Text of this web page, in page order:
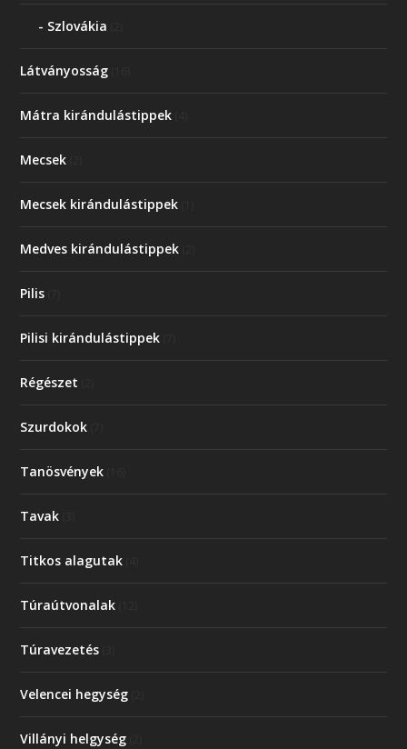
Szlovákia
Látványosság
Mátra kirándulástippek
Mecsek
Mecsek kirándulástippek
Medves kirándulástippek
Pilis
Pilisi kirándulástippek
Régészet
Szurdokok
Tanösvények
Tavak
Titkos alagutak
Túraútvonalak
Túravezetés
Velencei hegység
Villányi helgység